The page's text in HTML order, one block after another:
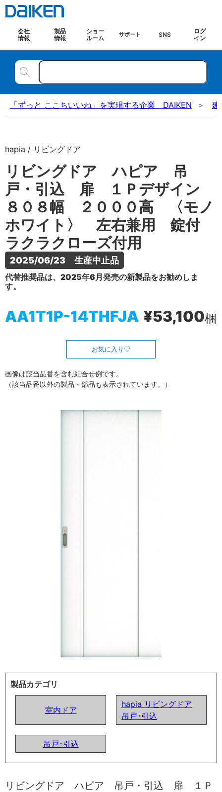
会社
情報
製品
情報
ショー
ルーム
サポート SNS
ログ
イン
「ずっと ここちいいね」を実現する企業 DAIKEN 建
hapia / リビングドア
リビングドア ハピア 吊
戸・引込 扉 １Ｐデザイン
８０８幅 ２０００高 〈モノ
ホワイト〉 左右兼用 錠付
ラクラクローズ付用
2025/06/23　生産中止品
代替推奨品は、2025年6月発売の新製品をお勧めしま
す。
AA1T1P-14THFJA ¥53,100梱
お気に入り
画像は該当品番を含む組合せ例です。
（該当品番以外の製品・部品も表示されています。）
製品カテゴリ
室内ドア
hapia リビングドア
吊戸･引込
吊戸･引込
リビングドア ハピア 吊戸・引込 扉 １Ｐ